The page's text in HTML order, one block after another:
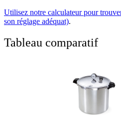
Utilisez notre calculateur pour
son réglage adéquat).
Tableau comparatif